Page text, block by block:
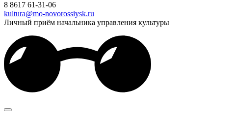
8 8617 61-31-06
kultura@mo-novorossiysk.ru
Личный приём начальника управления культуры